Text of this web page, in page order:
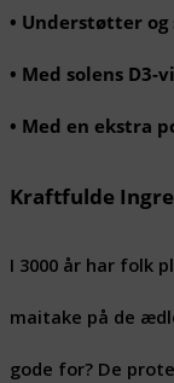
• Understøtter
• Med solens
• Med en ekstra
Kraftfulde
I 3000 år har folk
maitake på de
gode for? De